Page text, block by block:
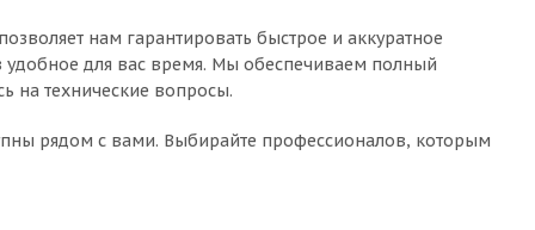
нам гарантировать быстрое и аккуратное
удобное для вас время. Мы обеспечиваем полный
на технические вопросы.
рядом с вами. Выбирайте профессионалов, которым